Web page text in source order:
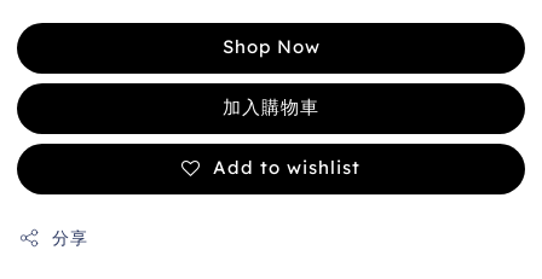
Shop Now
加入購物車
Add to wishlist
分享